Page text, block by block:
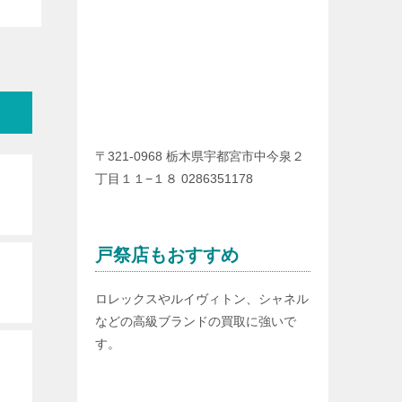
〒321-0968 栃木県宇都宮市中今泉２
丁目１１−１８ 0286351178
戸祭店もおすすめ
ロレックスやルイヴィトン、シャネル
などの高級ブランドの買取に強いで
す。